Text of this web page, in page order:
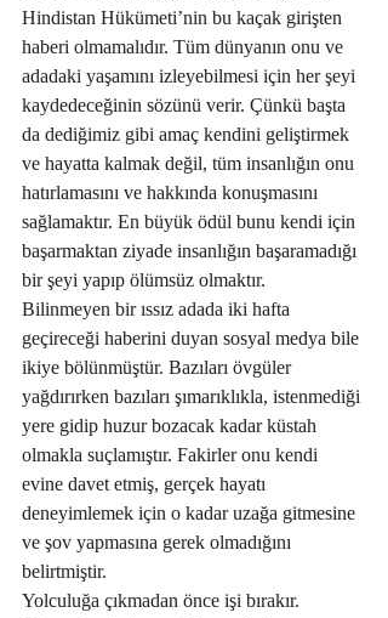
Hindistan Hükümeti’nin bu kaçak girişten
haberi olmamalıdır. Tüm dünyanın onu ve
adadaki yaşamını izleyebilmesi için her şeyi
kaydedeceğinin sözünü verir. Çünkü başta
da dediğimiz gibi amaç kendini geliştirmek
ve hayatta kalmak değil, tüm insanlığın onu
hatırlamasını ve hakkında konuşmasını
sağlamaktır. En büyük ödül bunu kendi için
başarmaktan ziyade insanlığın başaramadığı
bir şeyi yapıp ölümsüz olmaktır.
Bilinmeyen bir ıssız adada iki hafta
geçireceği haberini duyan sosyal medya bile
ikiye bölünmüştür. Bazıları övgüler
yağdırırken bazıları şımarıklıkla, istenmediği
yere gidip huzur bozacak kadar küstah
olmakla suçlamıştır. Fakirler onu kendi
evine davet etmiş, gerçek hayatı
deneyimlemek için o kadar uzağa gitmesine
ve şov yapmasına gerek olmadığını
belirtmiştir.
Yolculuğa çıkmadan önce işi bırakır.